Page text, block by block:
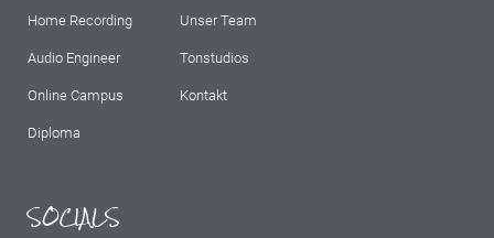
Home Recording
Audio Engineer
Online Campus
Diploma
Unser Team
Tonstudios
Kontakt
SOCIALS